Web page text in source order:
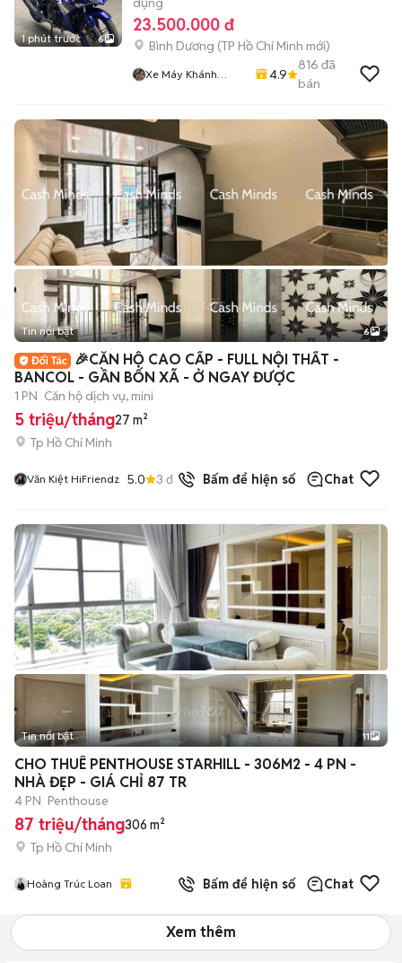
1 phút trước 6
23.500.000 đ
Bình Dương (TP Hồ Chí Minh mới)
Xe Máy Khánh
4.9
816 đã
bán
+2
Tin nổi bật 6
🎉CĂN HỘ CAO CẤP - FULL NỘI THẤT -
BANCOL - GẦN BỐN XÃ - Ở NGAY ĐƯỢC
1 PN Căn hộ dịch vụ, mini
5 triệu/tháng27 m²
Tp Hồ Chí Minh
Văn Kiệt HiFriendz 5.0 3 đã bánBấm để hiện số Chat
+2
Tin nổi bật 11
CHO THUÊ PENTHOUSE STARHILL - 306M2 - 4 PN -
NHÀ ĐẸP - GIÁ CHỈ 87 TR
4 PN Penthouse
87 triệu/tháng306 m²
Tp Hồ Chí Minh
Hoàng Trúc Loan Bấm để hiện số Chat
Xem thêm